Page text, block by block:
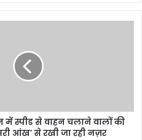
में स्पीड से वाहन चलाने वालों की
आंख' से रखी जा रही नज़र